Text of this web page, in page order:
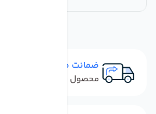
ضمانت مرجوعی
محصول نباید آسیب دیده